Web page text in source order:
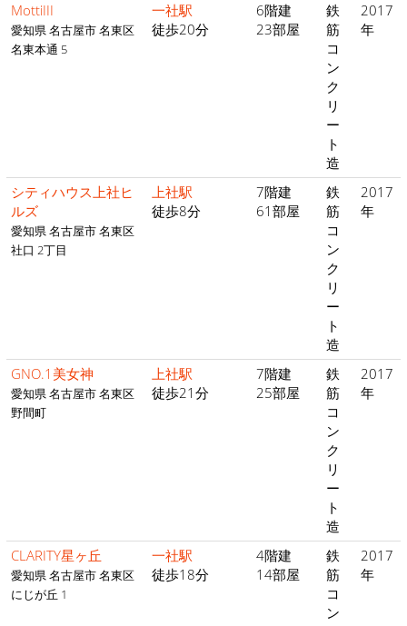
MottiIII
愛知県 名古屋市 名東区
名東本通 5
一社駅
徒歩20分
6階建
23部屋
鉄
筋
コ
ン
ク
リ
ー
ト
造
2017
年
シティハウス上社ヒ
ルズ
愛知県 名古屋市 名東区
社口 2丁目
上社駅
徒歩8分
7階建
61部屋
鉄
筋
コ
ン
ク
リ
ー
ト
造
2017
年
GNO.1美女神
愛知県 名古屋市 名東区
野間町
上社駅
徒歩21分
7階建
25部屋
鉄
筋
コ
ン
ク
リ
ー
ト
造
2017
年
CLARITY星ヶ丘
愛知県 名古屋市 名東区
にじが丘 1
一社駅
徒歩18分
4階建
14部屋
鉄
筋
コ
ン
2017
年